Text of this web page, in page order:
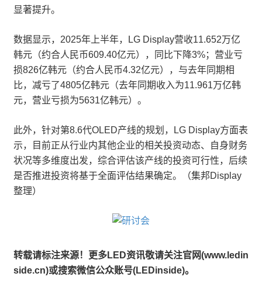
显著提升。
数据显示，2025年上半年，LG Display营收11.652万亿
韩元（约合人民币609.40亿元），同比下降3%；营业亏
损826亿韩元（约合人民币4.32亿元），与去年同期相
比，减亏了4805亿韩元（去年同期收入为11.961万亿韩
元，营业亏损为5631亿韩元）。
此外，针对第8.6代OLED产线的规划，LG Display方面表
示，目前正从行业内其他企业的相关投资动态、自身财务
状况等多维度出发，综合评估该产线的投资可行性，后续
是否推进投资将基于全面评估结果确定。（集邦Display
整理）
转载请标注来源！更多LED资讯敬请关注官网(www.ledin
side.cn)或搜索微信公众账号(LEDinside)。